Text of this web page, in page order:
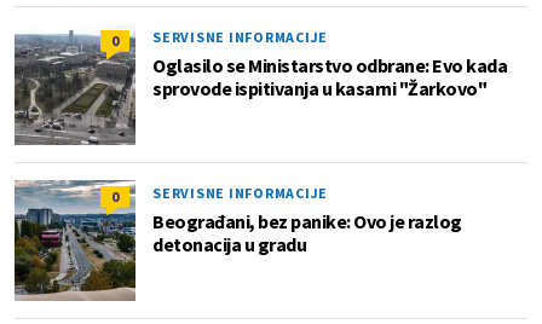
0 SERVISNE INFORMACIJE
Oglasilo se Ministarstvo odbrane: Evo kada
sprovode ispitivanja u kasarni "Žarkovo"
0 SERVISNE INFORMACIJE
Beograđani, bez panike: Ovo je razlog
detonacija u gradu